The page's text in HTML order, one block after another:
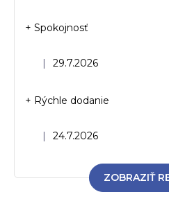
Hodnotenie obchodu je 5 z
29.7.2026
+ Spokojnosť
Hodnotenie obchodu je 5 z
24.7.2026
+ Rýchle dodanie
ZOBRAZIŤ